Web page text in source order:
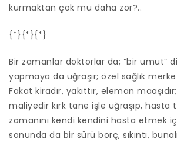
kurmaktan çok mu daha zor?..
{*}{*}{*}
Bir zamanlar doktorlar da; “bir umut”
yapmaya da uğraşır; özel sağlık
Fakat kiradır, yakıttır, eleman
maliyedir kırk tane işle uğraşıp, hasta
zamanını kendi kendini hasta etmek
sonunda da bir sürü borç, sıkıntı,